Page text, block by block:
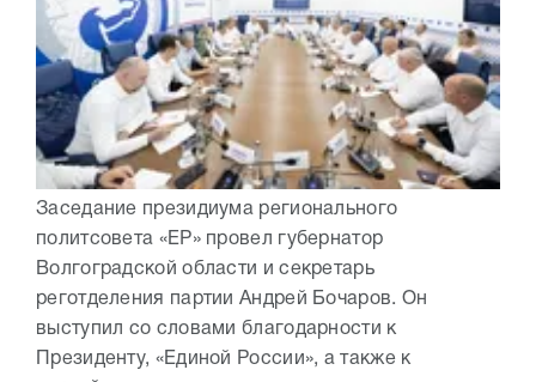
Заседание президиума регионального
политсовета «ЕР» провел губернатор
Волгоградской области и секретарь
реготделения партии Андрей Бочаров. Он
выступил со словами благодарности к
Президенту, «Единой России», а также к